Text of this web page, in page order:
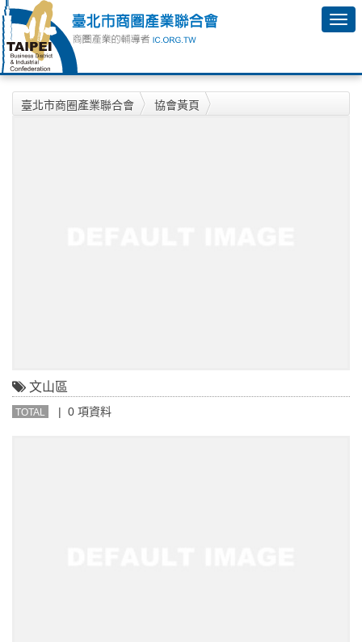
臺北市商圈產業聯合會 協會黃頁
文山區
TOTAL | 0 項資料